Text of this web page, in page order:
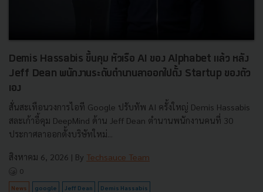
Demis Hassabis ขึ้นคุม หัวเรือ AI ของ Alphabet แล้ว หลัง
Jeff Dean พนักงานระดับตำนานลาออกไปตั้ง Startup ของตัว
เอง
สั่นสะเทือนวงการไอที Google ปรับทัพ AI ครั้งใหญ่ Demis Hassabis
สละเก้าอี้คุม DeepMind ด้าน Jeff Dean ตำนานพนักงานคนที่ 30
ประกาศลาออกตั้งบริษัทใหม่...
สิงหาคม 6, 2026 | By Techsauce Team
0
News google Jeff Dean Demis Hassabis